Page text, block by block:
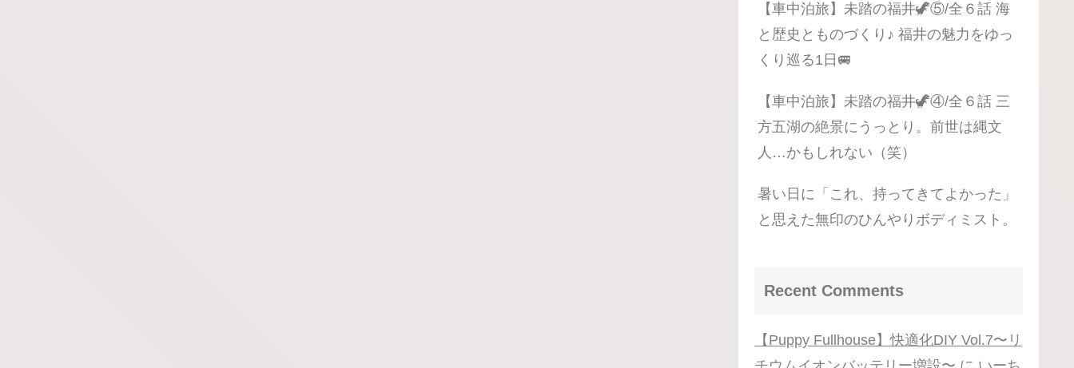
【車中泊旅】未踏の福井🦖⑤/全６話 海
と歴史とものづくり♪ 福井の魅力をゆっ
くり巡る1日🚐
【車中泊旅】未踏の福井🦖④/全６話 三
方五湖の絶景にうっとり。前世は縄文
人…かもしれない（笑）
暑い日に「これ、持ってきてよかった」
と思えた無印のひんやりボディミスト。
Recent Comments
【Puppy Fullhouse】快適化DIY Vol.7〜リ